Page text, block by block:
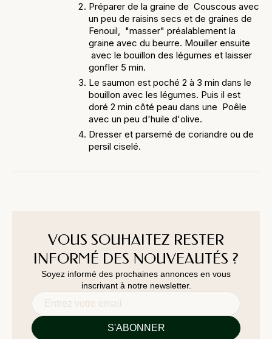
Préparer de la graine de Couscous avec
un peu de raisins secs et de graines de
Fenouil, "masser" préalablement la
graine avec du beurre. Mouiller ensuite
avec le bouillon des légumes et laisser
gonfler 5 min.
Le saumon est poché 2 à 3 min dans le
bouillon avec les légumes. Puis il est
doré 2 min côté peau dans une Poêle
avec un peu d'huile d'olive.
Dresser et parsemé de coriandre ou de
persil ciselé.
VOUS SOUHAITEZ RESTER
INFORMÉ DES NOUVEAUTÉS ?
Soyez informé des prochaines annonces en vous
inscrivant à notre newsletter.